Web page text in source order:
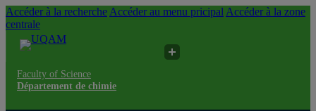
Accéder à la recherche Accéder au menu pricipal Accéder à la zone
centrale
Faculty of Science
Département de chimie